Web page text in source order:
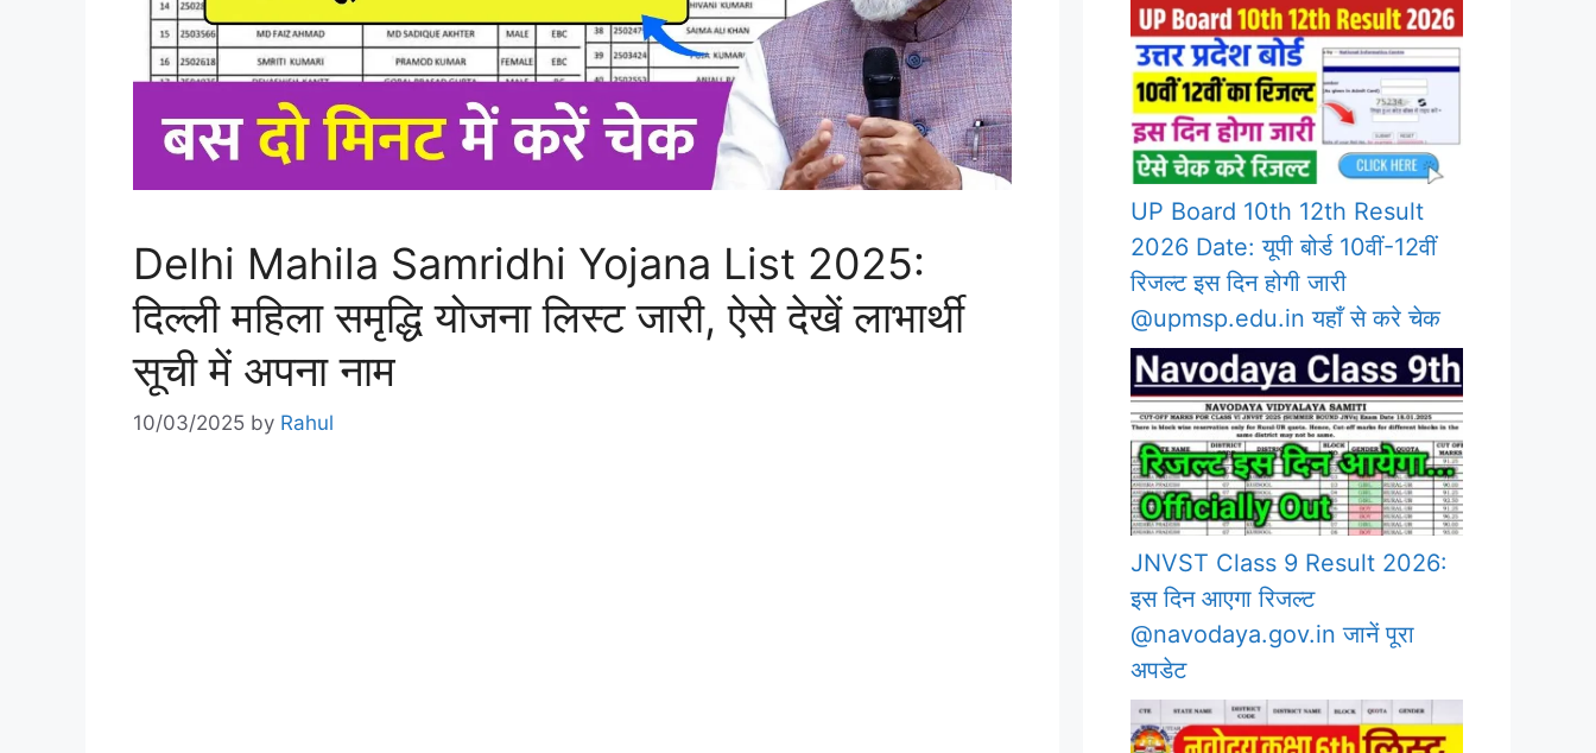
Delhi Mahila Samridhi Yojana List 2025:
दिल्ली महिला समृद्धि योजना लिस्ट जारी, ऐसे देखें लाभार्थी
सूची में अपना नाम
10/03/2025 by Rahul
UP Board 10th 12th Result
2026 Date: यूपी बोर्ड 10वीं-12वीं
रिजल्ट इस दिन होगी जारी
@upmsp.edu.in यहाँ से करे चेक
JNVST Class 9 Result 2026:
इस दिन आएगा रिजल्ट
@navodaya.gov.in जानें पूरा
अपडेट